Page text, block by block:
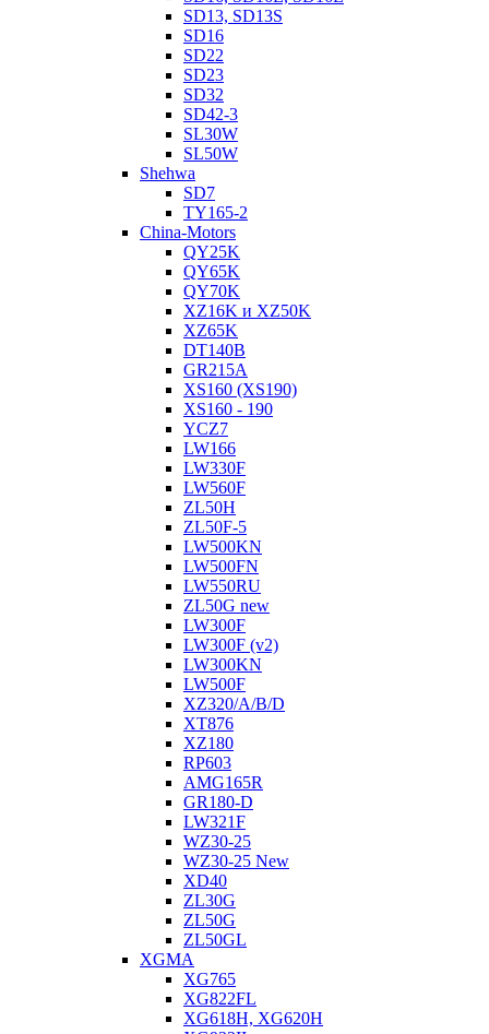
SD13, SD13S
SD16
SD22
SD23
SD32
SD42-3
SL30W
SL50W
Shehwa
SD7
TY165-2
China-Motors
QY25K
QY65K
QY70K
XZ16K и XZ50K
XZ65K
DT140B
GR215A
XS160 (XS190)
XS160 - 190
YCZ7
LW166
LW330F
LW560F
ZL50H
ZL50F-5
LW500KN
LW500FN
LW550RU
ZL50G new
LW300F
LW300F (v2)
LW300KN
LW500F
XZ320/A/B/D
XT876
XZ180
RP603
АMG165R
GR180-D
LW321F
WZ30-25
WZ30-25 New
XD40
ZL30G
ZL50G
ZL50GL
XGMA
XG765
XG822FL
XG618H, XG620H